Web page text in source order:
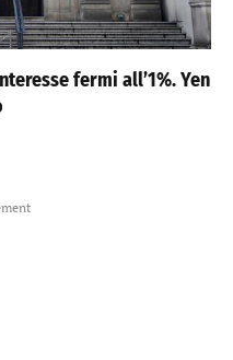
fermi all’1%. Yen